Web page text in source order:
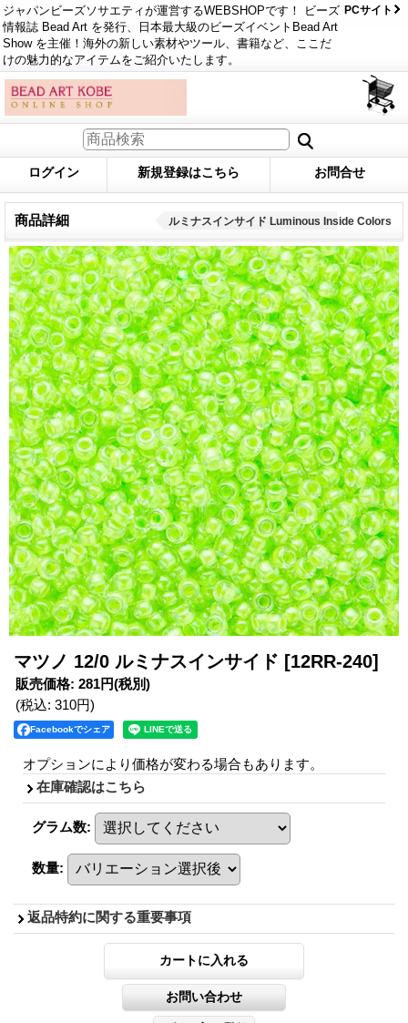
ジャパンビーズソサエティが運営するWEBSHOPです！ ビーズ
情報誌 Bead Art を発行、日本最大級のビーズイベントBead Art
Show を主催！海外の新しい素材やツール、書籍など、ここだ
けの魅力的なアイテムをご紹介いたします。
PCサイト
ログイン 新規登録はこちら お問合せ
商品詳細 ルミナスインサイド Luminous Inside Colors
マツノ 12/0 ルミナスインサイド [12RR-240]
販売価格: 281円(税別)
(税込: 310円)
Facebookでシェア
オプションにより価格が変わる場合もあります。
在庫確認はこちら
グラム数:
数量:
返品特約に関する重要事項